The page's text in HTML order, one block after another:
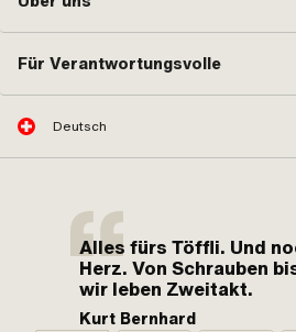
Für Verantwortungsvolle
Deutsch
Alles fürs Töffli. Und
Herz. Von Schrauben
wir leben Zweitakt.
Kurt Bernhard